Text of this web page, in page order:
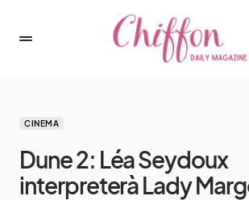
CINEMA
Dune 2: Léa Seydoux
interpreterà Lady